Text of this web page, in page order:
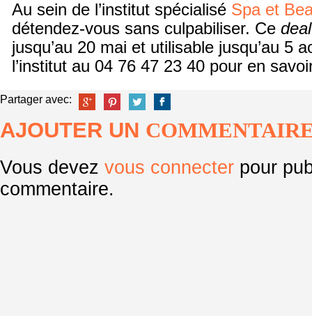
Au sein de l’institut spécialisé Spa et
détendez-vous sans culpabiliser. Ce deal
jusqu’au 20 mai et utilisable jusqu’au 5
l’institut au 04 76 47 23 40 pour en
Partager avec:
AJOUTER UN
Vous devez vous connecter pour
commentaire.